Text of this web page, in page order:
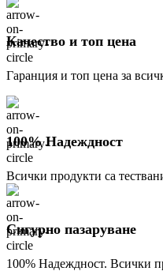
Качество и топ цена
Гаранция и топ цена за
100% Надеждност
Всички продукти са
Сигурно пазаруване
100% Надеждност. Всички